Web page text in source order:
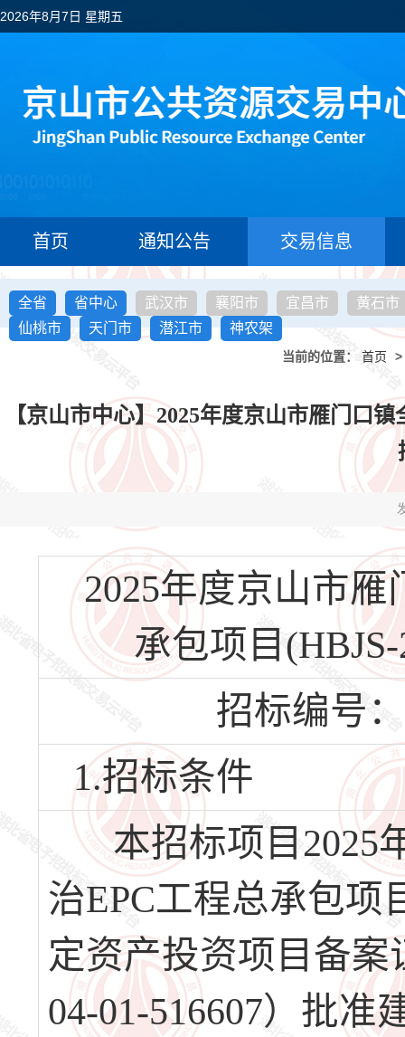
2026年8月7日 星期五
首页 通知公告 交易信息
全省 省中心 武汉市 襄阳市 宜昌市
黄石市
仙桃市
天门市 潜江市 神农架
当前的位置： 首页 >
【京山市中心】2025年度京山市雁门口
2025年度京山市
承包项目
招标编号
1.招标条件
本招标项目2025
治EPC工程总承包
定资产投资项目备案
04-01-516607）批